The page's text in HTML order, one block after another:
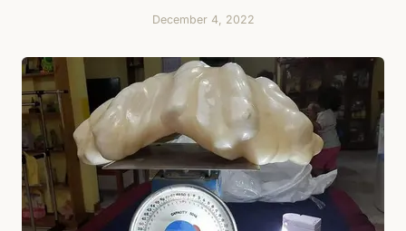
December 4, 2022